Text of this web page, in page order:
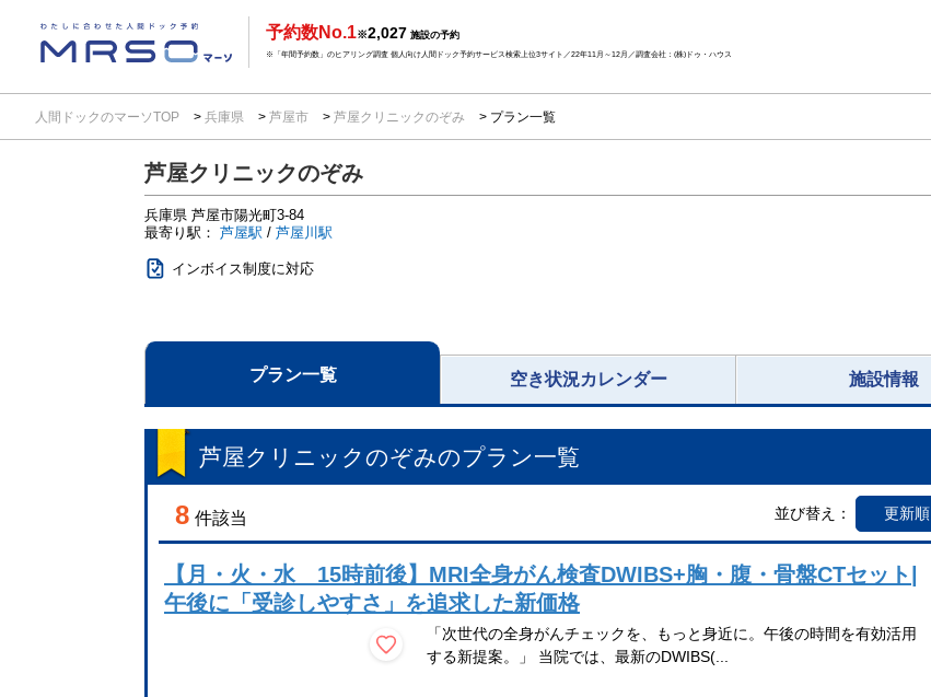
予約数No.1※2,027 施設の予約
※「年間予約数」のヒアリング調査 個人向け人間ドック予約サービス検索上位3サイト／22年11月～12月／調査会社：(株)ドゥ・ハウス
人間ドックのマーソTOP 兵庫県 芦屋市 芦屋クリニックのぞみ プラン一覧
芦屋クリニックのぞみ
兵庫県 芦屋市陽光町3-84
最寄り駅： 芦屋駅 / 芦屋川駅
インボイス制度に対応
プラン一覧 空き状況カレンダー 施設情報
芦屋クリニックのぞみのプラン一覧
8 件該当 並び替え： 更新順
【月・火・水 15時前後】MRI全身がん検査DWIBS+胸・腹・骨盤CTセット|
午後に「受診しやすさ」を追求した新価格
「次世代の全身がんチェックを、もっと身近に。午後の時間を有効活用
する新提案。」 当院では、最新のDWIBS(...